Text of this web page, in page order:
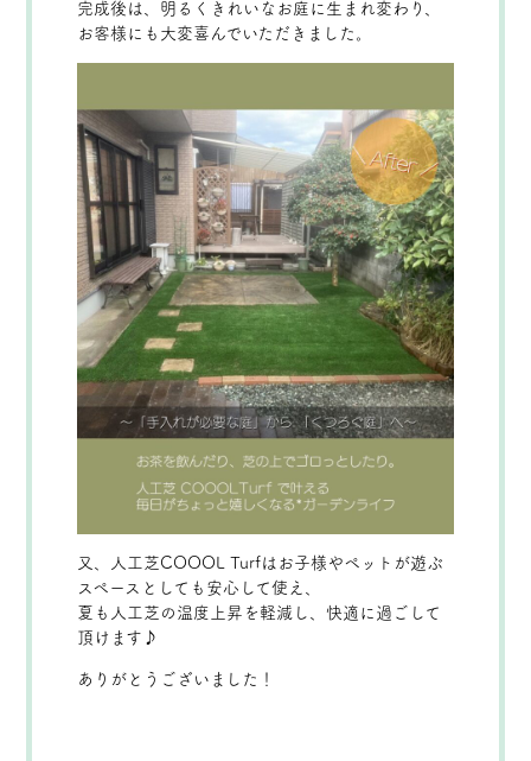
完成後は、明るくきれいなお庭に生まれ変わり、
お客様にも大変喜んでいただきました。
又、人工芝COOOL Turfはお子様やペットが遊ぶ
スペースとしても安心して使え、
夏も人工芝の温度上昇を軽減し、快適に過ごして
頂けます♪
ありがとうございました！